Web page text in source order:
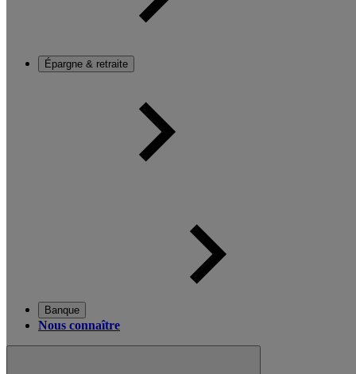
Épargne & retraite
Banque
Nous connaître